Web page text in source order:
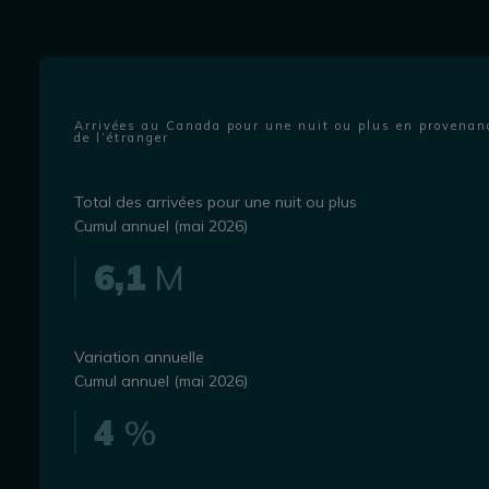
Arrivées au Canada pour une nuit ou plus en
de l’étranger
Total des arrivées pour une nuit ou plus
Cumul annuel (mai 2026)
6,1 M
Variation annuelle
Cumul annuel (mai 2026)
4 %